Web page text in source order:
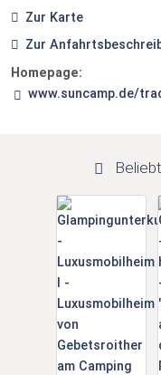
Zur Karte
Zur
Homepage:
www.suncamp.de/